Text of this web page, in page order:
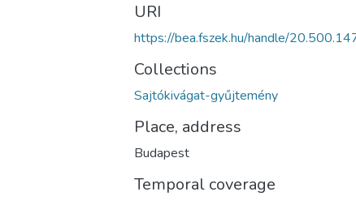
URI
https://bea.fszek.hu/handle/
Collections
Sajtókivágat-gyűjtemény
Place, address
Budapest
Temporal coverage